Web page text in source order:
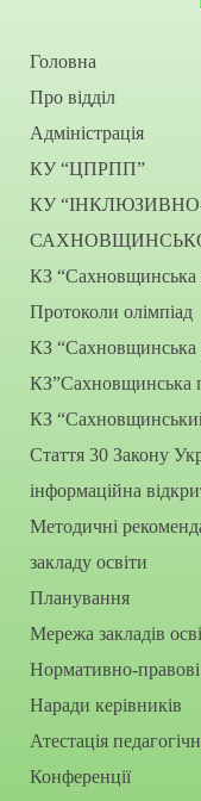
Головна
Про відділ
Адміністрація
КУ “ЦПРПП”
КУ
КЗ “Сахновщинська
Протоколи олімпіад
КЗ “Сахновщинська
КЗ”Сахновщинська
КЗ
Стаття 30 Закону
інформаційна
Методичні
закладу освіти
Планування
Мережа закладів
Нормативно-
Наради керівників
Атестація
Конференції